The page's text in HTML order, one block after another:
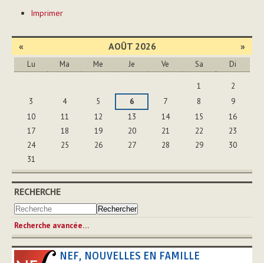
sur
document
Imprimer
« AOÛT 2026 »
Lu Ma Me Je Ve Sa Di
1
2
3
4 5 6 7 8
9
10
11 12 13 14 15
16
17
18 19 20 21 22
23
24
25 26 27 28 29
30
31
RECHERCHE
Recherche avancée…
NEF, NOUVELLES EN FAMILLE